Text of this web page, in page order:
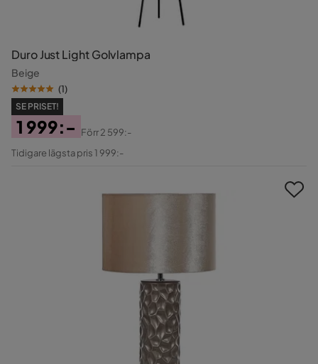
Duro Just Light Golvlampa
Beige
(1)
SE PRISET!
Pris
1 999:-
Original
Förr2 599:-
Tidigare lägsta pris 1 999:-